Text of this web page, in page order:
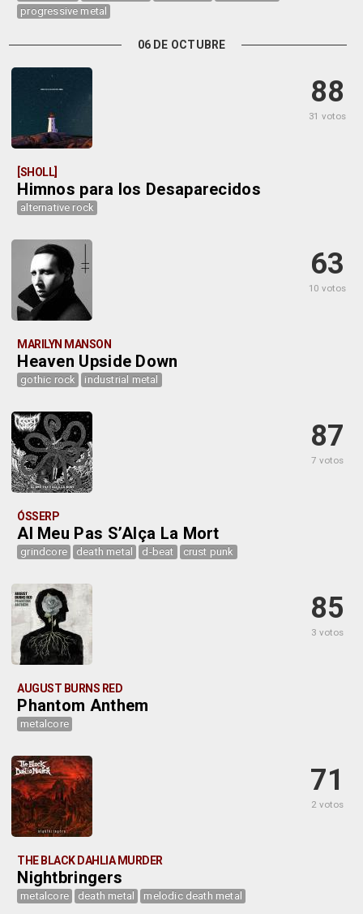
progressive metal
06 DE OCTUBRE
88
31 votos
[SHOLL]
Himnos para los Desaparecidos
alternative rock
63
10 votos
MARILYN MANSON
Heaven Upside Down
gothic rock industrial metal
87
7 votos
ÓSSERP
Al Meu Pas S’Alça La Mort
grindcore death metal d-beat crust punk
85
3 votos
AUGUST BURNS RED
Phantom Anthem
metalcore
71
2 votos
THE BLACK DAHLIA MURDER
Nightbringers
metalcore death metal melodic death metal